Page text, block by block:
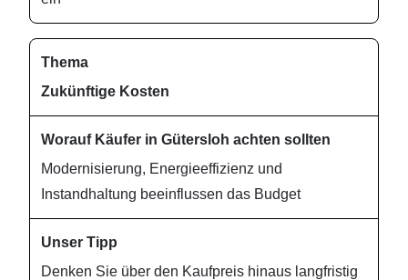
Zukünftige Kosten
Modernisierung, Energieeffizienz und
Instandhaltung beeinflussen das Budget
Denken Sie über den Kaufpreis hinaus langfristig